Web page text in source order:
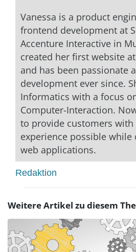
Vanessa is a product
frontend development at
Accenture Interactive in
created her first website
and has been passionate
development ever since.
Informatics with a focus
Computer-Interaction.
to provide customers with
experience possible
web applications.
Redaktion
Weitere Artikel zu diesem